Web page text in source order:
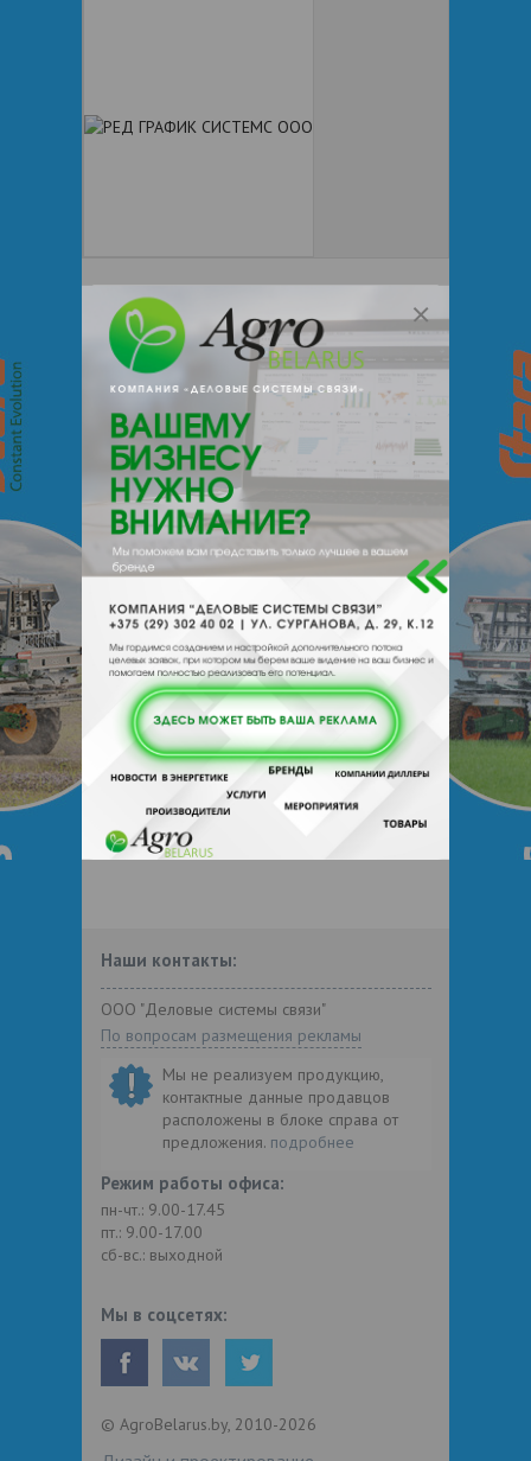
+ 375Показать телефоны
e-mail:a:2:{s:5:"VALUE";a:0:
{}s:11:"DESCRIPTION";a:0:{}}
220088, , , , Минск, Первомайская
24/2 офис 108
Отзывы Еще
Отзывы
Чтобы оставить комментарий или
выставить рейтинг, нужно
Зарегистрироваться
Наши контакты:
ООО "Деловые системы связи"
По вопросам размещения рекламы
Мы не реализуем продукцию,
контактные данные продавцов
расположены в блоке справа от
предложения. подробнее
Режим работы офиса:
пн-чт.: 9.00-17.45
пт.: 9.00-17.00
сб-вс.: выходной
Мы в соцсетях:
© AgroBelarus.by, 2010-2026